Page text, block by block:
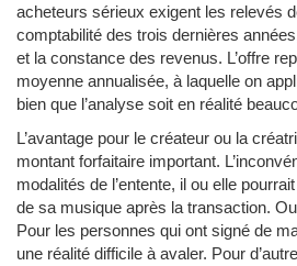
acheteurs sérieux exigent les relevés
comptabilité des trois dernières
et la constance des revenus. L’offre
moyenne annualisée, à laquelle on
bien que l’analyse soit en réalité
L’avantage pour le créateur ou la
montant forfaitaire important.
modalités de l’entente, il ou elle
de sa musique après la transaction.
Pour les personnes qui ont signé de
une réalité difficile à avaler. Pour